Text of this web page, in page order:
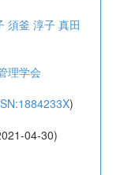
須釜 淳子 真田
理学会
)
04-30)